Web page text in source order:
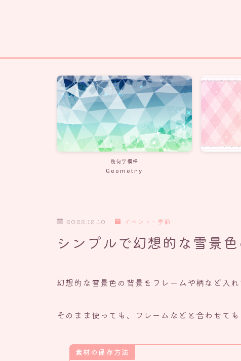
幾何学模様
Geometry
2022.12.10 イベント・季節
シンプルで幻想的な雪景色
幻想的な雪景色の背景をフレームや柄など入
そのまま使っても、フレームなどと合わせても
素材の保存方法